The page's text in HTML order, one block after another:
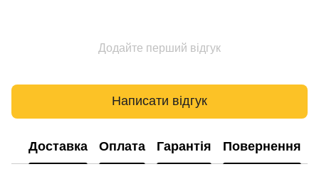
Додайте перший відгук
Написати відгук
Доставка Оплата Гарантія Повернення